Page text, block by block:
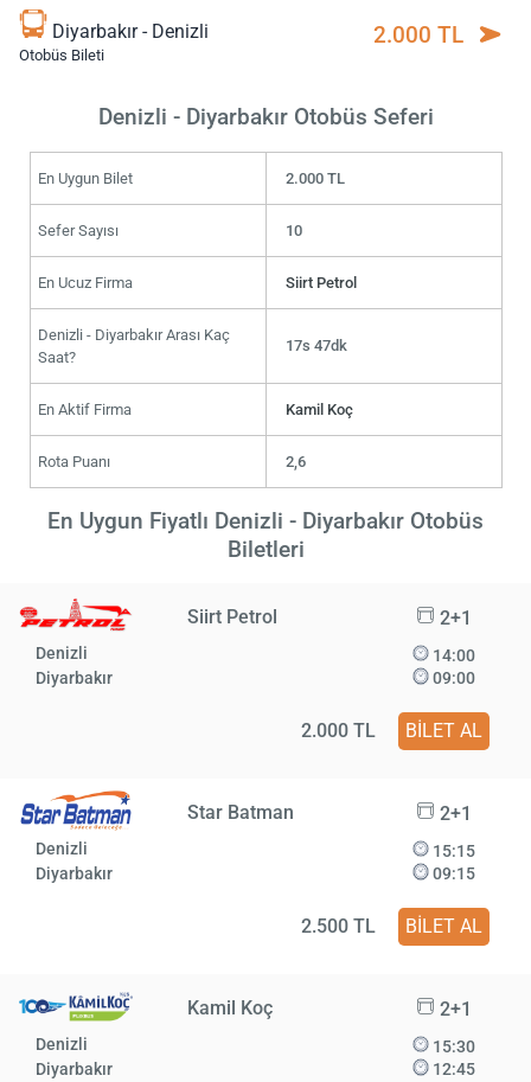
Diyarbakır - Denizli
Otobüs Bileti
2.000 TL
Denizli - Diyarbakır Otobüs Seferi
En Uygun Bilet 2.000 TL
Sefer Sayısı 10
En Ucuz Firma Siirt Petrol
Denizli - Diyarbakır Arası Kaç
Saat?
17s 47dk
En Aktif Firma Kamil Koç
Rota Puanı 2,6
En Uygun Fiyatlı Denizli - Diyarbakır Otobüs
Biletleri
Siirt Petrol 2+1
Denizli
Diyarbakır
14:00
09:00
2.000 TL BİLET AL
Star Batman 2+1
Denizli
Diyarbakır
15:15
09:15
2.500 TL BİLET AL
Kamil Koç 2+1
Denizli
Diyarbakır
15:30
12:45